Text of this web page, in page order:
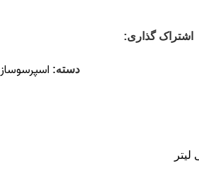
اشتراک گذاری:
دسته: اسپرسوساز